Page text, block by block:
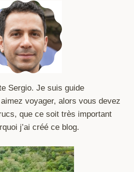
Sergio. Je suis guide
voyager, alors vous devez
que ce soit très important
j’ai créé ce blog.